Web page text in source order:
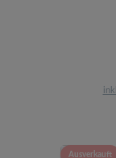
Ausverkauft